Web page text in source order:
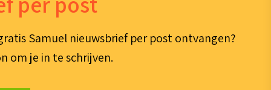
Samuel nieuwsbrief per post ontvangen?
om je in te schrijven.